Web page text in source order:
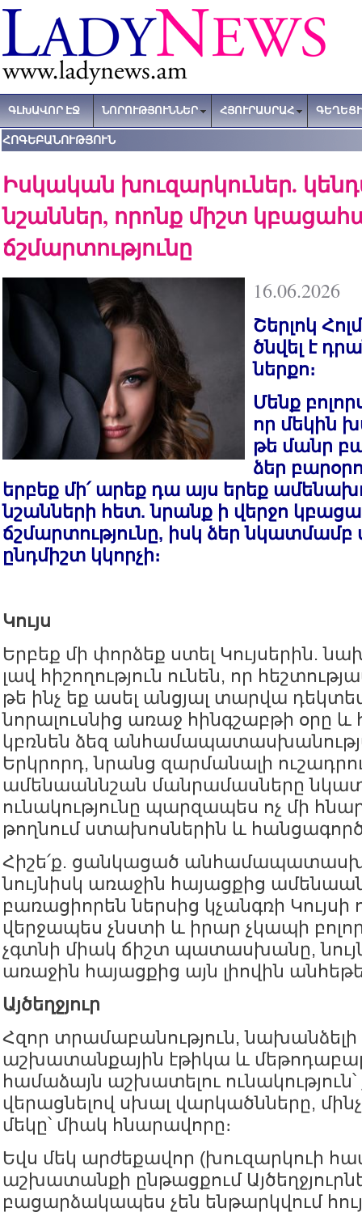
ԳԼԽԱՎՈՐ ԷՋ ՆՈՐՈՒԹՅՈՒՆՆԵՐ ՀՅՈՒՐԱՍՐԱՀ
ՀՈԳԵԲԱՆՈՒԹՅՈՒՆ
Իսկական խուզարկուներ.
նշաններ, որոնք միշտ
ճշմարտությունը
16.06.2026
Շերլոկ
ծնվել է
ներքո։
Մենք
որ մեկին
թե մանր
ձեր
երբեք մի՛ արեք դա այս երեք
նշանների հետ. նրանք ի վերջո
ճշմարտությունը, իսկ ձեր նկատմամբ
ընդմիշտ կկորչի։
Կույս
Երբեք մի փորձեք ստել Կույսերին.
լավ հիշողություն ունեն, որ
թե ինչ եք ասել անցյալ տարվա
նորալուսնից առաջ հինգշաբթի օրը և
կբռնեն ձեզ
Երկրորդ, նրանց զարմանալի
ամենաաննշան մանրամասները
ունակությունը պարզապես ոչ մի
թողնում ստախոսներին և
Հիշե՛ք. ցանկացած
նույնիսկ առաջին հայացքից
բառացիորեն ներսից կչանգռի Կույսի
վերջապես չնստի և իրար չկապի
չգտնի միակ ճիշտ պատասխանը,
առաջին հայացքից այն լիովին
Այծեղջյուր
Հզոր տրամաբանություն, նախանձելի
աշխատանքային էթիկա և
համաձայն աշխատելու ունակություն՝
վերացնելով սխալ վարկածնները,
մեկը՝ միակ հնարավորը։
Եվս մեկ արժեքավոր (խուզարկուի
աշխատանքի ընթացքում
բացարձակապես չեն ենթարկվում